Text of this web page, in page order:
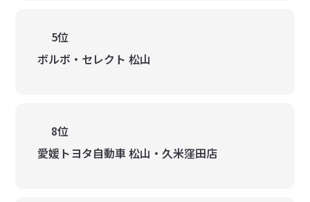
5位
ボルボ・セレクト 松山
8位
愛媛トヨタ自動車 松山・久米窪田店